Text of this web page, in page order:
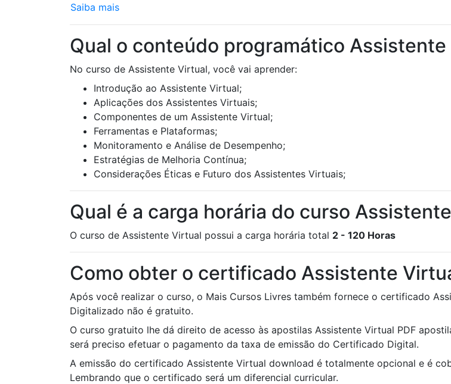
Saiba mais
Qual o conteúdo programático
No curso de Assistente Virtual, você vai aprender:
Introdução ao Assistente Virtual;
Aplicações dos Assistentes Virtuais;
Componentes de um Assistente Virtual;
Ferramentas e Plataformas;
Monitoramento e Análise de Desempenho;
Estratégias de Melhoria Contínua;
Considerações Éticas e Futuro dos Assistentes Virtuais;
Qual é a carga horária do curso
O curso de Assistente Virtual possui a carga horária total 2 - 120 Horas
Como obter o certificado Assistente
Após você realizar o curso, o Mais Cursos Livres também fornece o certificado
Digitalizado não é gratuito.
O curso gratuito lhe dá direito de acesso às apostilas Assistente Virtual PDF
será preciso efetuar o pagamento da taxa de emissão do Certificado Digital.
A emissão do certificado Assistente Virtual download é totalmente opcional e é
Lembrando que o certificado será um diferencial curricular.